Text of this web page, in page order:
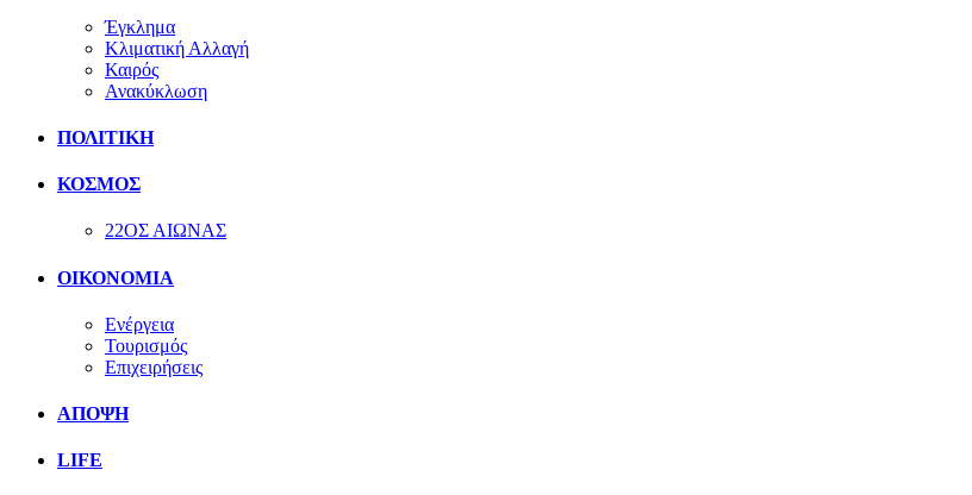
Έγκλημα
Κλιματική Αλλαγή
Καιρός
Ανακύκλωση
ΠΟΛΙΤΙΚΗ
ΚΟΣΜΟΣ
22ΟΣ ΑΙΩΝΑΣ
ΟΙΚΟΝΟΜΙΑ
Ενέργεια
Τουρισμός
Επιχειρήσεις
ΑΠΟΨΗ
LIFE